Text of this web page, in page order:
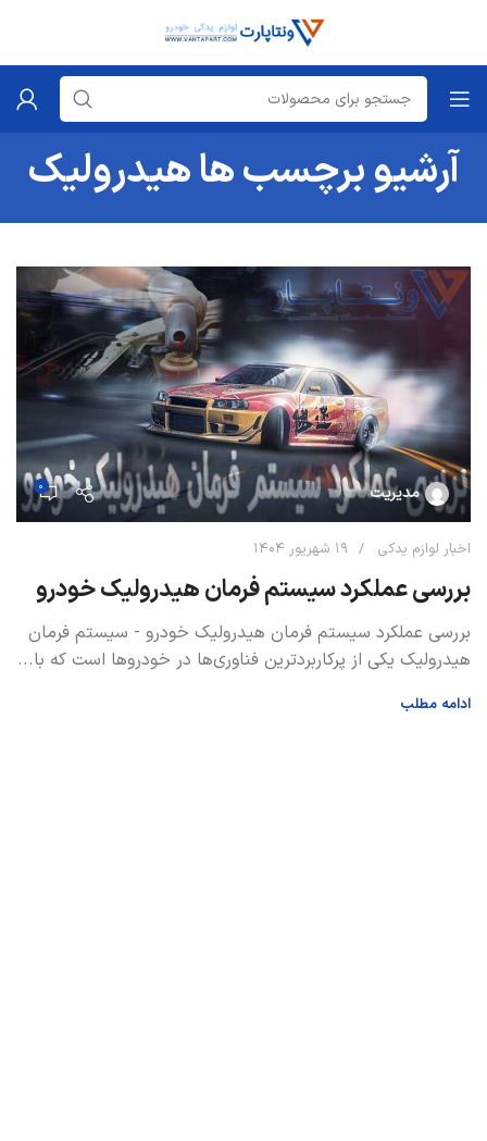
آرشیو برچسب ها هیدرولیک
مدیریت ۰
اخبار لوازم یدکی ۱۹ شهریور ۱۴۰۴
بررسی عملکرد سیستم فرمان هیدرولیک خودرو
بررسی عملکرد سیستم فرمان هیدرولیک خودرو - سیستم فرمان
هیدرولیک یکی از پرکاربردترین فناوری‌ها در خودروها است که با...
ادامه مطلب